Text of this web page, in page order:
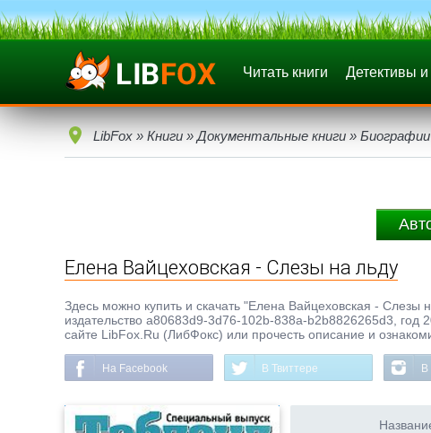
Читать книги Детективы
LibFox » Книги » Документальные книги »
Елена Вайцеховская - Слезы на льду
Здесь можно купить и скачать "Елена Вайцеховская -
издательство a80683d9-3d76-102b-838a-b2b8826265d3, год
сайте LibFox.Ru (ЛибФокс) или прочесть описание и
На Facebook В Твиттере В